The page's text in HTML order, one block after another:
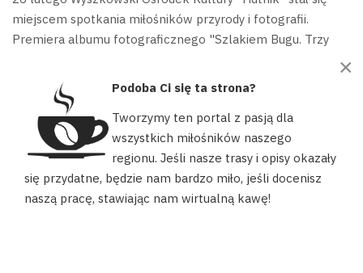
miejscem spotkania miłośników przyrody i fotografii.
Premiera albumu fotograficznego "Szlakiem Bugu. Trzy
zainteresowanych zarówno sztuką, jak i przyrodą.
Spotkanie miało kameralny charakter. Fotografowie dzielili
się nie tylko albumem, ale przede wszystkim swoimi
historiami. Opowiadali o tym, co dzieje się poza kadrem. O
godzinach czekania, o rozczarowaniach, o
niespodziewanych spotkaniach.
Nasz portal używa plików cookies, aby ułatwić Ci korzystanie z
naszych zasobów, dopasować treści do Twoich potrzeb oraz w
celach statystycznych. Możesz określić warunki przechowywania
×
Podoba Ci się ta strona?
Tworzymy ten portal z pasją dla
wszystkich miłośników naszego
regionu. Jeśli nasze trasy i opisy okazały
się przydatne, będzie nam bardzo miło, jeśli docenisz
naszą pracę, stawiając nam wirtualną kawę!